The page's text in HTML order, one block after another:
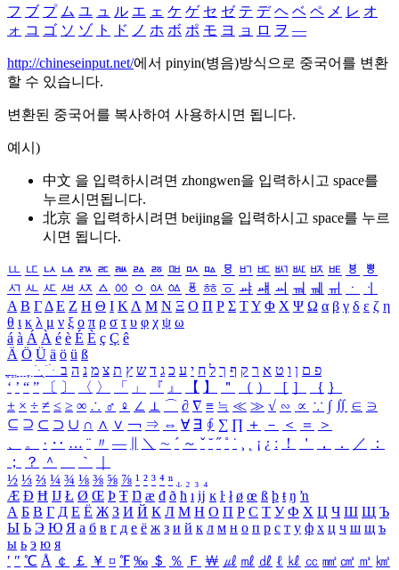
フ ブ プ ム ユ ュ ル エ ェ ケ ゲ セ ゼ テ デ ヘ ベ ペ メ レ オ
ォ コ ゴ ソ ゾ ト ド ノ ホ ボ ポ モ ヨ ョ ロ ヲ ―
http://chineseinput.net/에서 pinyin(병음)방식으로 중국어를 변환
할 수 있습니다.
변환된 중국어를 복사하여 사용하시면 됩니다.
예시)
中文 을 입력하시려면 zhongwen을 입력하시고 space를
누르시면됩니다.
北京 을 입력하시려면 beijing을 입력하시고 space를 누르
시면 됩니다.
ㅥ ㅦ ㅧ ㅨ ㅩ ㅪ ㅫ ㅬ ㅭ ㅮ ㅯ ㅰ ㅱ ㅲ ㅳ ㅴ ㅵ ㅶ ㅷ ㅸ
ㅹ
ㅺ ㅻ ㅼ ㅽ ㅾ ㅿ ㆀ ㆁ ㆂ ㆃ ㆄ ㆅ ㆆ ㆇ ㆈ ㆉ ㆊ ㆋ ㆌ ㆍ
ㆎ
Α Β ΓΔ Ε Ζ Η Θ Ι ΚΛ Μ Ν Ξ Ο Π Ρ Σ ΤΥ Φ Χ Ψ Ω α β γ δ ε ζ η
θ ι κ λ μ ν ξ ο π ρ σ τ υ φ χ ψ ω
á à Á À é è É È ç Ç ê
Ä Ö Ü ä ö ü ß
ִֶֹ ֻּ ׁׂ פ ם ן ו ט א ר ק ף ך ל ח י ע כ ג ד ש ץ ת צ מ נ ה ב
‘ ’ “ ” 〔 〕 〈 〉 「 」 『 』 【 】 ＂ （ ） ［ ］ ｛ ｝
± × ÷ ≠ ≤ ≥ ∞ ∴ ♂ ♀ ∠ ⊥ ⌒ ∂ ∇ ≡ ≒ ≪ ≫ √ ∽ ∝ ∵ ∫ ∬ ∈ ∋
⊆ ⊇ ⊂ ⊃ ∪ ∩ ∧ ∨ ￢ ⇒ ⇔ ∀ ∃ ∮ ∑ ∏ ＋ － ＜ ＝
＞
、
。 · ‥ … ¨ 〃 ― ＼ ∼ ´ ～ ˇ ˘ ˝ ˚ ˙ ¸ ¡ ¿ ː ！ ＇ ， ． ／
：
；
？ ＾ ｀
½ ⅓ ⅔ ¼ ¾ ⅛ ⅜ ⅝ ⅞ ¹ ² ³ ⁴ ⁿ ₁ ₂ ₃ ₄
Æ Ð Ħ Ĳ Ł Ø Œ Þ Ŧ Ŋ æ đ ð ħ ı ĳ ĸ ŀ ł ø œ ß þ ŧ ŋ ŉ
А Б В Г Д Е Ё Ж З И Й К Л М Н О П Р С Т У Ф Х Ц Ч Ш Щ Ъ
Ы Ь Э Ю Я а б в г д е ё ж з и й к л м н о п р с т у ф х ц ч ш щ ъ
ы ь э ю я
′ ″ ℃ Å ￠ ￡ ￥ ¤ ℉ ‰ ＄ ％ Ｆ ￦ ㎕ ㎖ ㎗ ℓ ㎘ ㏄ ㎣ ㎤ ㎥ ㎦